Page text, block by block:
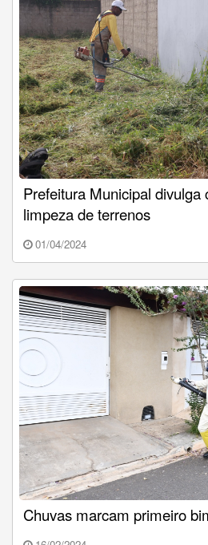
Prefeitura Municipal divulga
limpeza de terrenos
01/04/2024
Chuvas marcam primeiro